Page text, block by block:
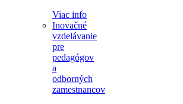
Viac info
Inovačné
vzdelávanie
pre
pedagógov
a
odborných
zamestnancov